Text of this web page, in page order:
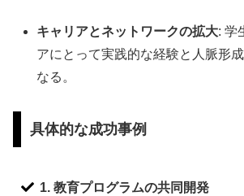
キャリアとネットワークの拡大: 学
アにとって実践的な経験と人脈形
なる。
具体的な成功事例
1. 教育プログラムの共同開発